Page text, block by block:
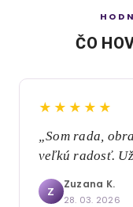
ČO
★★★★★
„Som rada,
veľkú radosť.
Z
Zuzana K.
28. 03. 2026